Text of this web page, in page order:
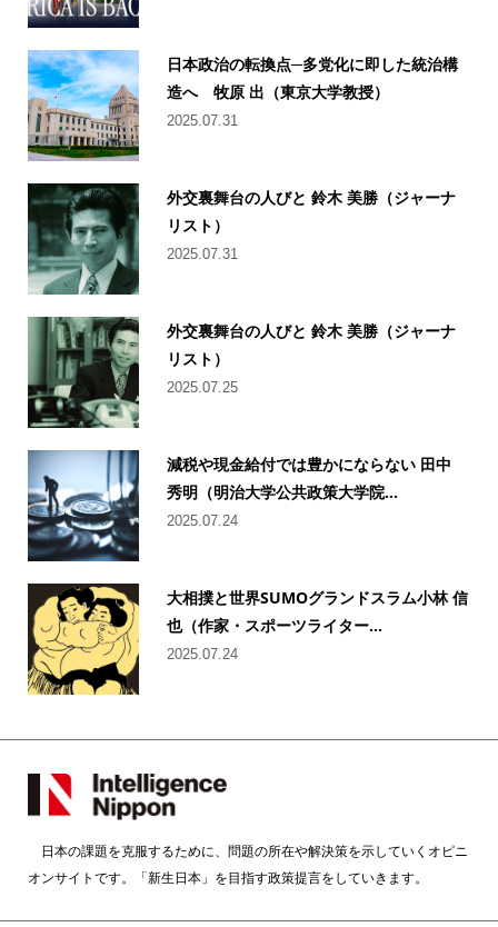
日本政治の転換点─多党化に即した統治構
造へ 牧原 出（東京大学教授）
2025.07.31
外交裏舞台の人びと 鈴木 美勝（ジャーナ
リスト）
2025.07.31
外交裏舞台の人びと 鈴木 美勝（ジャーナ
リスト）
2025.07.25
減税や現金給付では豊かにならない 田中
秀明（明治大学公共政策大学院...
2025.07.24
大相撲と世界SUMOグランドスラム小林 信
也（作家・スポーツライター...
2025.07.24
日本の課題を克服するために、問題の所在や解決策を示していくオピニ
オンサイトです。「新生日本」を目指す政策提言をしていきます。